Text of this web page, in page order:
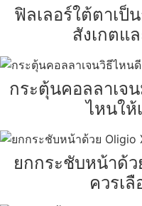
ฟิลเลอร์ใต้ตาเป็
สังเกตแ
กระตุ้นคอลลาเจ
ไหนใ
ยกกระชับหน้าด้ว
ควรเ